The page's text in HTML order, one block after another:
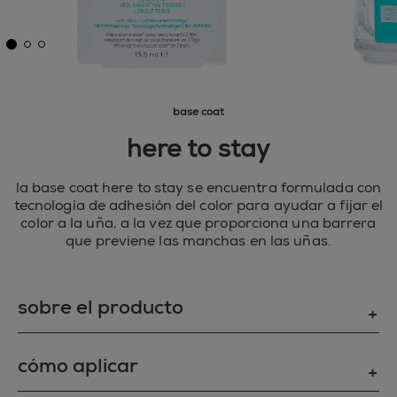
base coat
here to stay
la base coat here to stay se encuentra formulada con
tecnología de adhesión del color para ayudar a fijar el
color a la uña, a la vez que proporciona una barrera
que previene las manchas en las uñas.
sobre el producto
color en la uña, a la vez que proporciona una
barrera que evita que se manchen las uñas.
cómo aplicar